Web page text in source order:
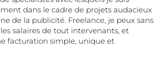
dans le cadre de projets audacieux
de la publicité. Freelance, je peux sans
salaires de tout intervenants, et
facturation simple, unique et